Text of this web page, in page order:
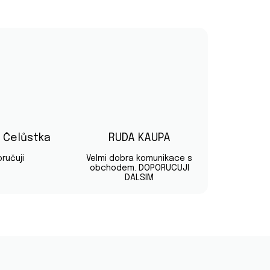
Čelůstka RUDA KAUPA
Velmi dobra komunikace s
obchodem. DOPORUCUJI
DALSIM